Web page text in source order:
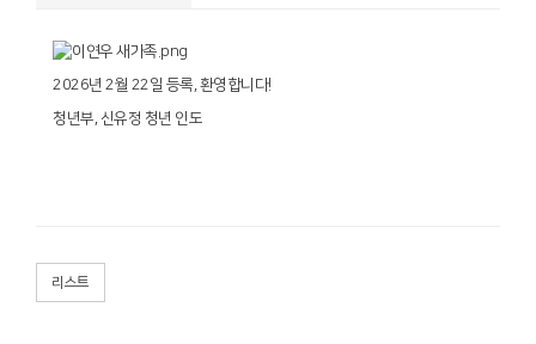
2026년 2월 22일 등록, 환영합니다!
청년부, 신유정 청년 인도
리스트